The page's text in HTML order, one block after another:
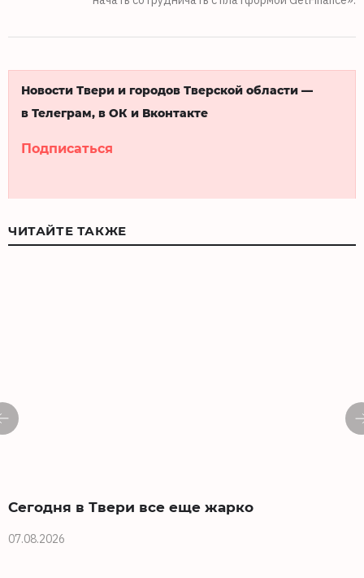
Новости Твери и городов Тверской области —
в Телеграм, в ОК и Вконтакте
Подписаться
ЧИТАЙТЕ ТАКЖЕ
Сегодня в Твери все еще жарко
07.08.2026